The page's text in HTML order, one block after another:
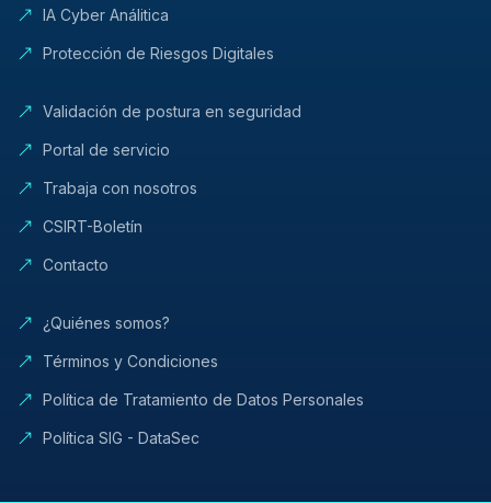
IA Cyber Análitica
Protección de Riesgos Digitales
Validación de postura en seguridad
Portal de servicio
Trabaja con nosotros
CSIRT-Boletín
Contacto
¿Quiénes somos?
Términos y Condiciones
Política de Tratamiento de Datos Personales
Política SIG - DataSec